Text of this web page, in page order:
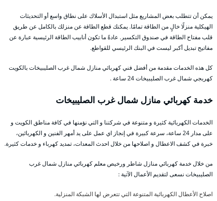
يمكن أن تتطلب بعض المشاريع مثل استبدال الأسلاك على نطاق واسع أو التحديثات
الهيكلية منزلًا خالٍ من الطاقة تمامًا. يمكنك قطع الطاقة عن منزلك بالكامل عن طريق
قلب مفتاح الطاقة في صندوق التكسير. عادةً ما تكون أنابيب الطاقة الرئيسية عبارة عن
مفاتيح تبديل أكبر ليست في البنك الرئيسي للقواطع.
كل هذه الخدمات مقدمة من أفضل فني كهربائي منازل شمال غرب الصليبيخات بالكويت
كهربجي شمال غرب الصليبيخات 24 ساعة .
خدمة كهربائي منازل شمال غرب الصليبيخات
الخدمات الكهربائية كثيرة و متنوعة في شركتنا و التي نؤمنها في كافة مناطق الكويت و
على مدار 24 ساعة، سرعة كبيرة في إنجاز اي عمل على يد أمهر الفنين و الكهربائين،
خبرة في كشف الاعطال و اصلاحها من خلال احدث المعدات، تمديد كهرباء و خدمات كثيرة.
من خلال خدمة كهربائي منازل شاطر ورخيص معلم كهربائي منازل شمال غرب
الصليبيخات نسعى لتقديم الأعمال الآتية :
اصلاح الأعطال الكهربائية المتنوعة التي تتعرض لها الشبكة المنزلية.